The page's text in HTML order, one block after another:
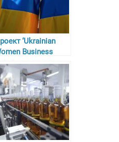
‘Ukrainian
Business
у Німеччині